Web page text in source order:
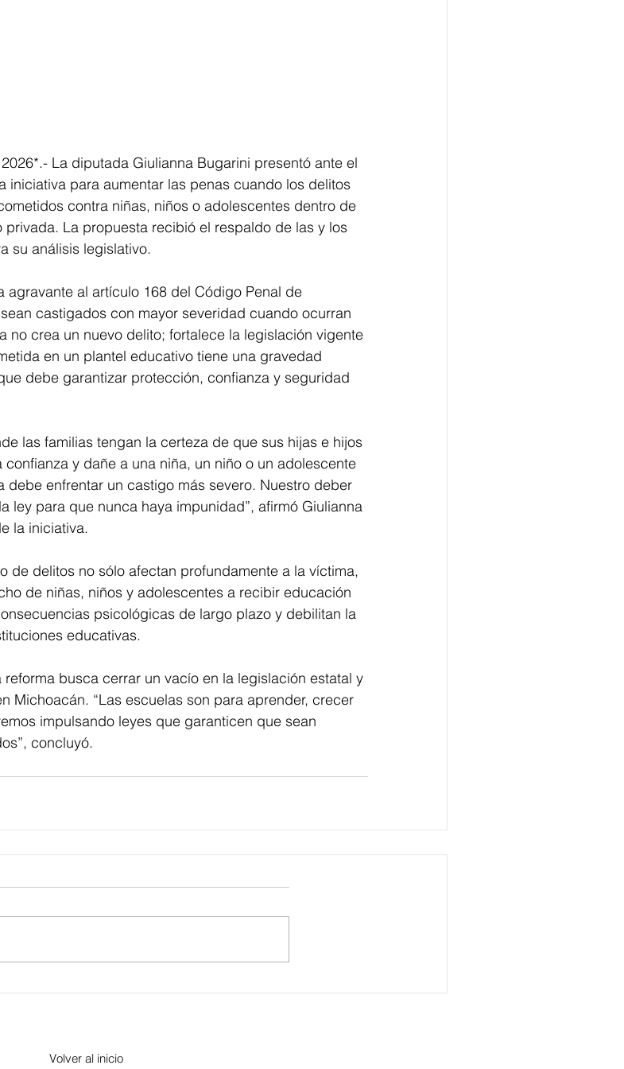
La diputada Giulianna Bugarini presentó ante el
iniciativa para aumentar las penas cuando los delitos
contra niñas, niños o adolescentes dentro de
La propuesta recibió el respaldo de las y los
su análisis legislativo.
agravante al artículo 168 del Código Penal de
castigados con mayor severidad cuando ocurran
no crea un nuevo delito; fortalece la legislación vigente
en un plantel educativo tiene una gravedad
debe garantizar protección, confianza y seguridad
las familias tengan la certeza de que sus hijas e hijos
y dañe a una niña, un niño o un adolescente
debe enfrentar un castigo más severo. Nuestro deber
ley para que nunca haya impunidad”, afirmó Giulianna
la iniciativa.
de delitos no sólo afectan profundamente a la víctima,
de niñas, niños y adolescentes a recibir educación
psicológicas de largo plazo y debilitan la
educativas.
busca cerrar un vacío en la legislación estatal y
Michoacán. “Las escuelas son para aprender, crecer
impulsando leyes que garanticen que sean
concluyó.
Volver al inicio